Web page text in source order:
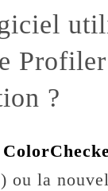
?
ou la